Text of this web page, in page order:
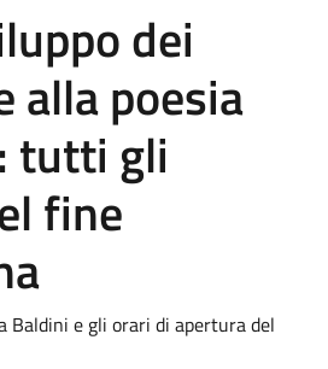
dei
alla poesia
tutti gli
fine
Baldini e gli orari di apertura del